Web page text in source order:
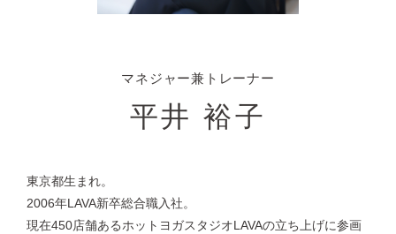
マネジャー兼トレーナー
平井 裕子
東京都生まれ。
2006年LAVA新卒総合職入社。
現在450店舗あるホットヨガスタジオLAVAの立ち上げに参画